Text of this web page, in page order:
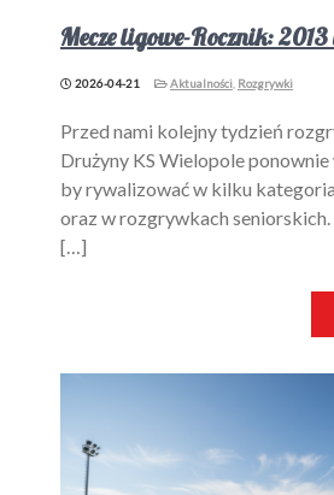
Mecze ligowe-Rocznik:
2026-04-21 Aktualności Rozgrywki
Przed nami kolejny tydzień
Drużyny KS Wielopole
by rywalizować w kilku
oraz w rozgrywkach seniorskich.
[…]